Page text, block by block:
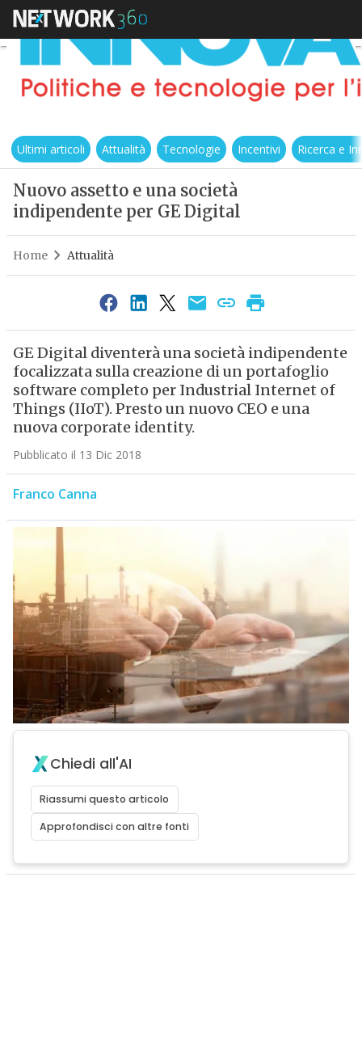
Ultimi articoli Attualità Tecnologie Incentivi Ricerca e
Nuovo assetto e una società
indipendente per GE Digital
Home Attualità
GE Digital diventerà una società indipendente
focalizzata sulla creazione di un portafoglio
software completo per Industrial Internet of
Things (IIoT). Presto un nuovo CEO e una
nuova corporate identity.
Pubblicato il 13 Dic 2018
Franco Canna
Chiedi all'AI
Riassumi questo articolo
Approfondisci con altre fonti